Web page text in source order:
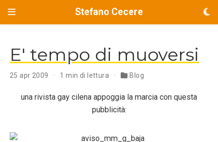
Stefano Cecere
E' tempo di muoversi
25 apr 2009 1 min di lettura Blog
una rivista gay cilena appoggia la marcia con questa
pubblicità: